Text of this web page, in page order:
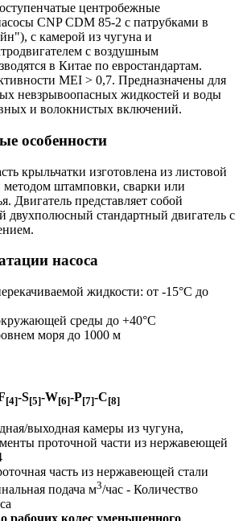
центробежные
CNP CDM 85-2 с патрубками в
с камерой из чугуна и
с воздушным
в Китае по евростандартам.
MEI > 0,7. Предназначены для
невзрывоопасных жидкостей и воды
и волокнистых включений.
особенности
крыльчатки изготовлена из листовой
штамповки, сварки или
Двигатель представляет собой
двухполюсный стандартный двигатель с
насоса
жидкости: от -15°C до
среды до +40°C
моря до 1000 м
[4]-S[5]-W[6]-P[7]-C[8]
выходная камеры из чугуна,
проточной части из нержавеющей
часть из нержавеющей стали
подача м3/час - Количество
рабочих колес уменьшенного